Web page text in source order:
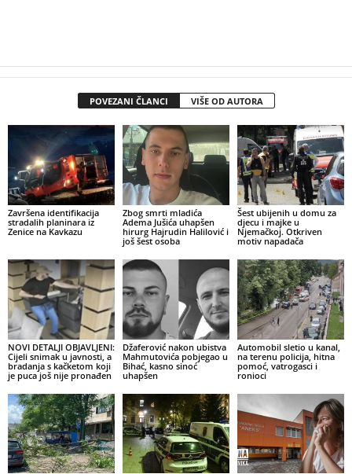
POVEZANI ČLANCI VIŠE OD AUTORA
Završena identifikacija
stradalih planinara iz
Zenice na Kavkazu
Zbog smrti mladića
Adema Jušića uhapšen
hirurg Hajrudin Halilović i
još šest osoba
Šest ubijenih u domu za
djecu i majke u
Njemačkoj. Otkriven
motiv napadača
NOVI DETALJI OBJAVLJENI:
Cijeli snimak u javnosti, a
bradanja s kačketom koji
je puca još nije pronađen
Džaferović nakon ubistva
Mahmutovića pobjegao u
Bihać, kasno sinoć
uhapšen
Automobil sletio u kanal,
na terenu policija, hitna
pomoć, vatrogasci i
ronioci